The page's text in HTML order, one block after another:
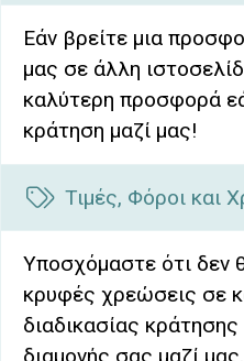
Εάν βρείτε μια
μας σε άλλη
καλύτερη προσφορά
κράτηση μαζί μας!
Τιμές, Φόροι και
Υποσχόμαστε ότι δεν
κρυφές χρεώσεις σε
διαδικασίας